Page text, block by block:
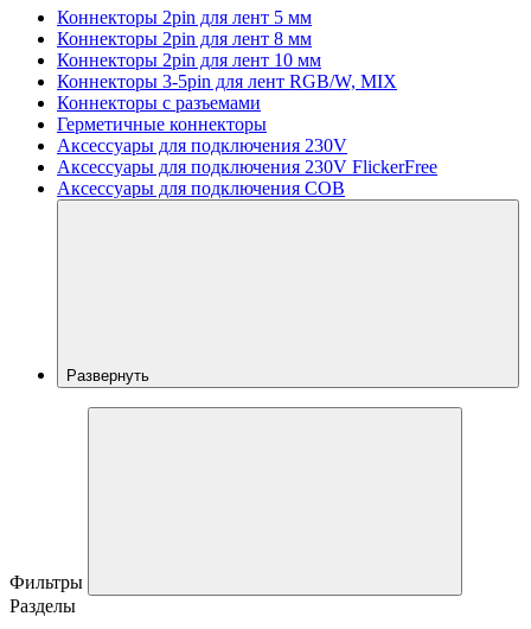
Коннекторы 2pin для лент 5 мм
Коннекторы 2pin для лент 8 мм
Коннекторы 2pin для лент 10 мм
Коннекторы 3-5pin для лент RGB/W, MIX
Коннекторы с разъемами
Герметичные коннекторы
Аксессуары для подключения 230V
Аксессуары для подключения 230V FlickerFree
Аксессуары для подключения COB
Развернуть
Фильтры
Разделы